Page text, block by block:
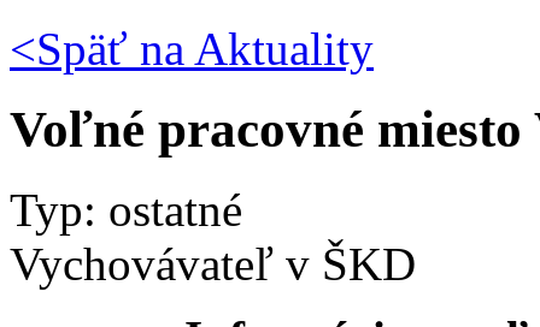
<Späť na Aktuality
Voľné pracovné
Typ: ostatné
Vychovávateľ v ŠKD